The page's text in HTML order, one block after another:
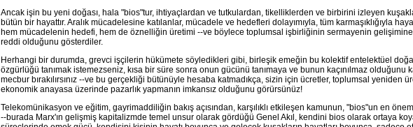
Ancak işin bu yeni doğası, hala "bios"tur, ihtiyaçlardan ve tutkulardan, tikelliklerden ve birbirini izleyen
bütün bir hayattır. Aralık mücadelesine katılanlar, mücadele ve hedefleri dolayımıyla, tüm karmaşıklığıyla
hem mücadelenin hedefi, hem de öznelliğin üretimi --ve böylece toplumsal işbirliğinin sermayenin gelişimine
reddi olduğunu gösterdiler.
Herhangi bir durumda, grevci işçilerin hükümete söyledikleri gibi, birleşik emeğin bu kolektif entelektüel
özgürlüğü tanımak istemezseniz, kısa bir süre sonra onun gücünü tanımaya ve bunun kaçınılmaz olduğunu
mecbur bırakılırsınız --ve bu gerçekliği bütünüyle hesaba katmadıkça, sizin için ücretler, toplumsal yeniden
ekonomik anayasa üzerinde pazarlık yapmanın imkansız olduğunu görürsünüz!
Telekomünikasyon ve eğitim, gayrimaddiliğin bakış açısından, karşılıklı etkileşen kamunun, "bios"un en
--burada Marx'ın gelişmiş kapitalizmde temel unsur olarak gördüğü Genel Akıl, kendini bios olarak ortaya